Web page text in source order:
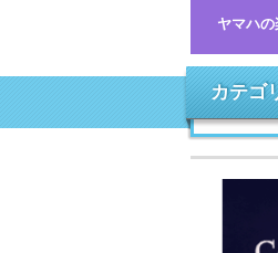
ヤマハ
カテゴ